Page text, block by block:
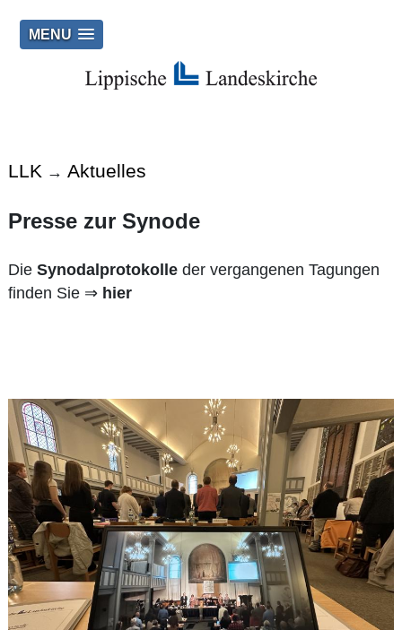
MENU
LLK → Aktuelles
Presse zur Synode
Die Synodalprotokolleder vergangenen Tagungen
finden Sie ⇒ hier